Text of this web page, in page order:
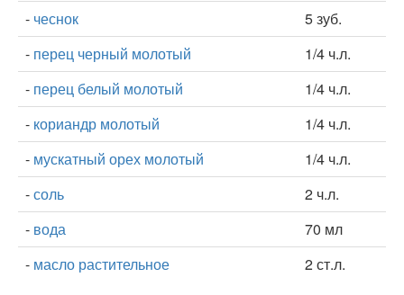
- чеснок
5 зуб.
- перец черный молотый
1/4 ч.л.
- перец белый молотый
1/4 ч.л.
- кориандр молотый
1/4 ч.л.
- мускатный орех молотый
1/4 ч.л.
-соль
2 ч.л.
- вода
70 мл
- масло растительное 2 ст.л.